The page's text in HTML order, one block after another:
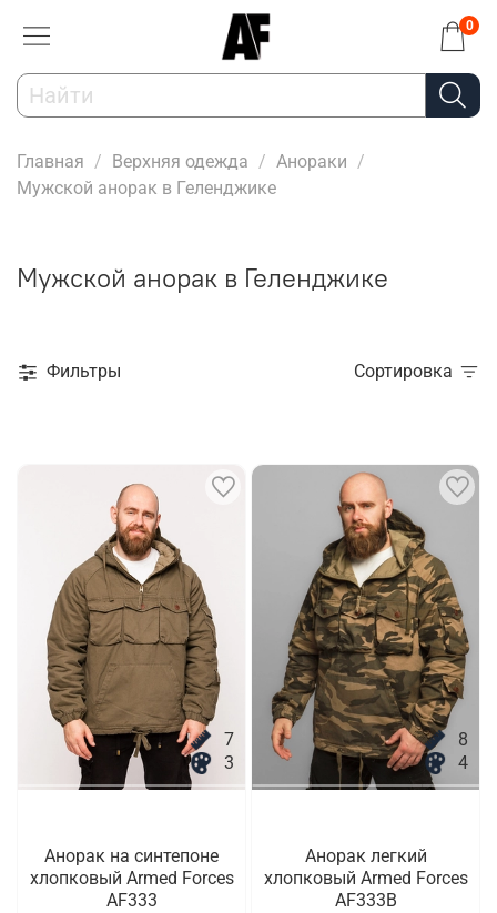
0
Главная Верхняя одежда
Анораки
Мужской анорак в Геленджике
Мужской анорак в Геленджике
Фильтры Сортировка
7
3
Анорак на синтепоне
хлопковый Armed Forces
AF333
8
4
Анорак легкий
хлопковый Armed Forces
AF333B